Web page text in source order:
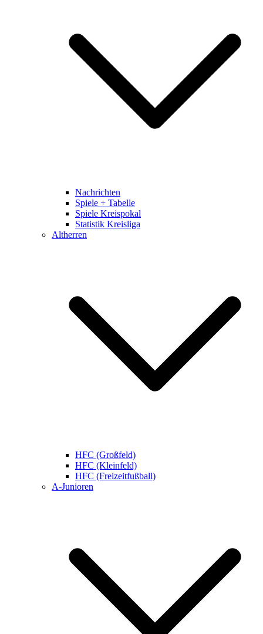
Nachrichten
Spiele + Tabelle
Spiele Kreispokal
Statistik Kreisliga
Altherren
HFC (Großfeld)
HFC (Kleinfeld)
HFC (Freizeitfußball)
A-Junioren